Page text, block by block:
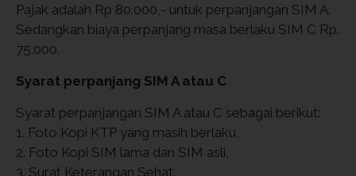
Pajak adalah Rp 80.000,- untuk perpanjangan SIM A.
Sedangkan biaya perpanjang masa berlaku SIM C Rp.
75.000.
Syarat perpanjang SIM A atau C
Syarat perpanjangan SIM A atau C sebagai berikut:
1. Foto Kopi KTP yang masih berlaku,
2. Foto Kopi SIM lama dan SIM asli,
3. Surat Keterangan Sehat.